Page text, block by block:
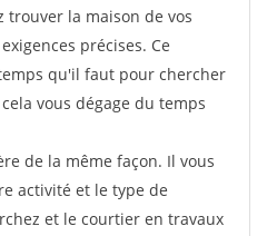
trouver la maison de vos
précises. Ce
qu'il faut pour chercher
vous dégage du temps
de la même façon. Il vous
activité et le type de
et le courtier en travaux